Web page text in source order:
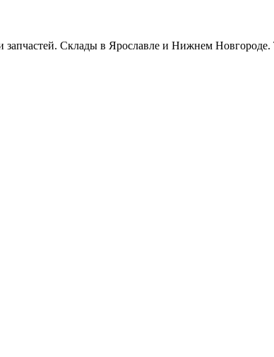
Склады в Ярославле и Нижнем